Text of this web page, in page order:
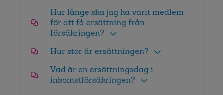
Hur länge ska jag ha varit medlem
för att få ersättning från
försäkringen?
Hur stor är ersättningen?
Vad är en ersättningsdag i
inkomstförsäkringen?